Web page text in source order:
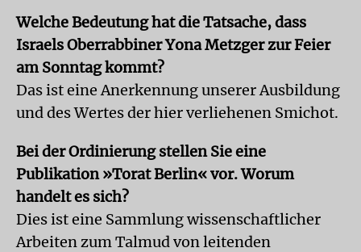
Welche Bedeutung hat die Tatsache, dass
Israels Oberrabbiner Yona Metzger zur Feier
am Sonntag kommt?
Das ist eine Anerkennung unserer Ausbildung
und des Wertes der hier verliehenen Smichot.
Bei der Ordinierung stellen Sie eine
Publikation »Torat Berlin« vor. Worum
handelt es sich?
Dies ist eine Sammlung wissenschaftlicher
Arbeiten zum Talmud von leitenden